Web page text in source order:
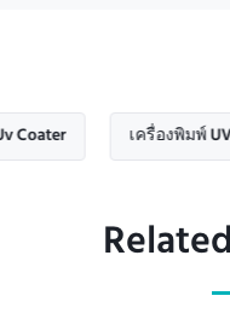
เครื่องพิมพ์ UV จุด